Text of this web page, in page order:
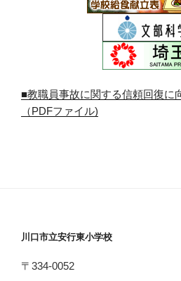
■教職員事故に関する信頼回復に
（PDFファイル)
川口市立安行東小学校
〒334-0052